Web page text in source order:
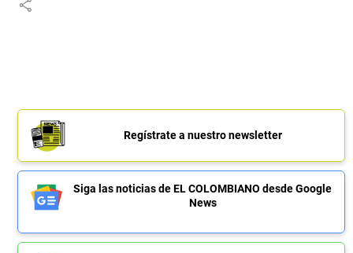
share
Regístrate a nuestro newsletter
Siga las noticias de EL COLOMBIANO desde Google
News